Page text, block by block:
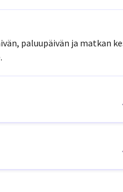
paluupäivän ja matkan